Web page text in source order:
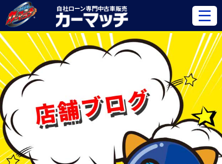
自社ローン専門中古車販売